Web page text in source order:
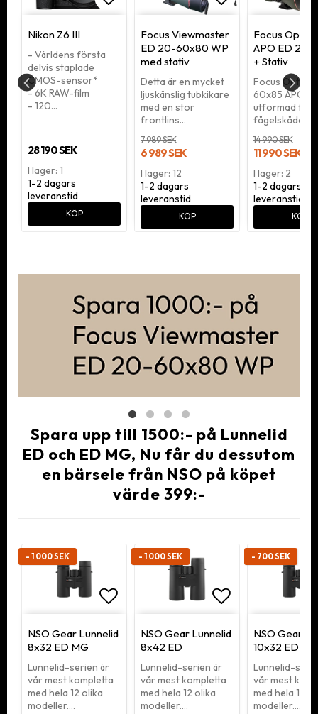
Lägg till i favoritlistan
Nikon Z6 III
- Världens första
delvis staplade
CMOS-sensor*
- 6K RAW-film
- 120…
28 190 SEK
I lager: 1
1-2 dagars
leveranstid
KÖP
Focus Viewmaster
ED 20-60x80 WP
med stativ
Detta är en mycket
ljuskänslig tubkikare
med en stor
frontlins…
7 989 SEK
6 989 SEK
I lager: 12
1-2 dagars
leveranstid
KÖP
Focus
APO ED 20-
+ Stativ
Focus
60x85 APO
utformad för
fågelskådare
14 990 SEK
11 990 SEK
I lager: 2
1-2 dagars
leveranstid
KÖP
Spara upp till 1500:- på Lunnelid
ED och ED MG, Nu får du dessutom
en bärsele från NSO på köpet
värde 399:-
- 1 000 SEK
NSO Gear Lunnelid
8x32 ED MG
Lunnelid-serien är
vår mest kompletta
med hela 12 olika
modeller.…
- 1 000 SEK
NSO Gear Lunnelid
8x42 ED
Lunnelid-serien är
vår mest kompletta
med hela 12 olika
modeller.…
- 700 SEK
NSO Gear
10x32 ED
Lunnelid-
vår mest
med hela 12
modeller.…